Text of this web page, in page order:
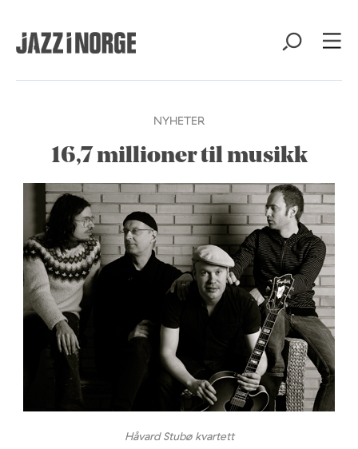
NYHETER
16,7 millioner til musikk
Håvard Stubø kvartett